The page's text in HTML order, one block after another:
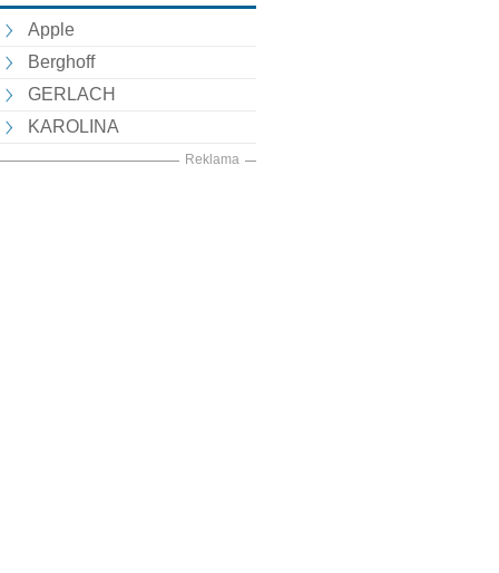
Apple
Berghoff
GERLACH
KAROLINA
Reklama